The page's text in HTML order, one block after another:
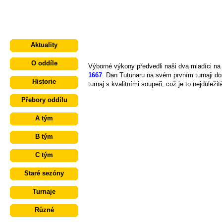
Aktuality
O oddíle
Historie
Přebory oddílu
A tým
B tým
C tým
Staré sezóny
Turnaje
Různé
Výborné výkony předvedli naši dva mladíci
1667. Dan Tutunaru na svém prvním turnaji
turnaj s kvalitními soupeři, což je to